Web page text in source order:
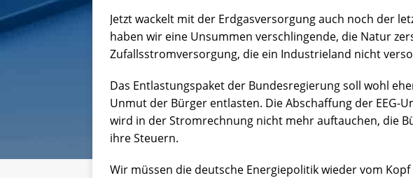
Jetzt wackelt mit der Erdgasversorgung auch noch der
haben wir eine Unsummen verschlingende, die Natur
Zufallsstromversorgung, die ein Industrieland nicht
Das Entlastungspaket der Bundesregierung soll wohl
Unmut der Bürger entlasten. Die Abschaffung der EEG-
wird in der Stromrechnung nicht mehr auftauchen, die
ihre Steuern.
Wir müssen die deutsche Energiepolitik wieder vom Kopf